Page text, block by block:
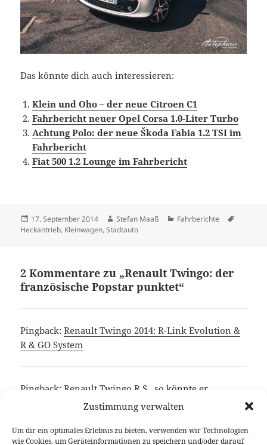
Zustimmung verwalten
Um dir ein optimales Erlebnis zu bieten, verwenden wir Technologien
wie Cookies, um Geräteinformationen zu speichern und/oder darauf
Das könnte dich auch interessieren:
Klein und Oho – der neue Citroen C1
Fahrbericht neuer Opel Corsa 1.0-Liter Turbo
Achtung Polo: der neue Škoda Fabia 1.2 TSI im
Fahrbericht
Fiat 500 1.2 Lounge im Fahrbericht
Veröffentlicht
am
17. September 2014 Autor
Stefan Maaß Kategorien
Fahrberichte
Heckantrieb, Kleinwagen,Stadtauto
2 Kommentare zu „Renault Twingo: der
französische Popstar punktet“
Pingback:Renault Twingo 2014: R-Link Evolution &
R & GO System
Pingback:Renault Twingo R.S., so könnte er
aussehen > News > Brabus, Renault Twingo R.S.,